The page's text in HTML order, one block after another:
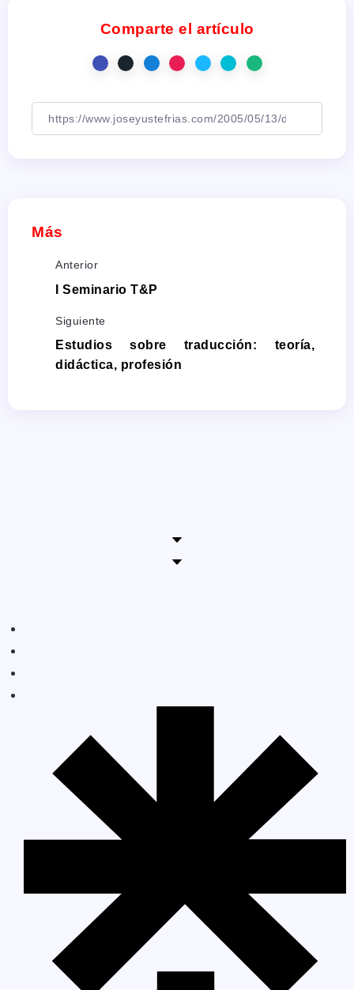
Comparte el artículo
Más
Anterior
I Seminario T&P
Siguiente
Estudios sobre traducción: teoría,
didáctica, profesión